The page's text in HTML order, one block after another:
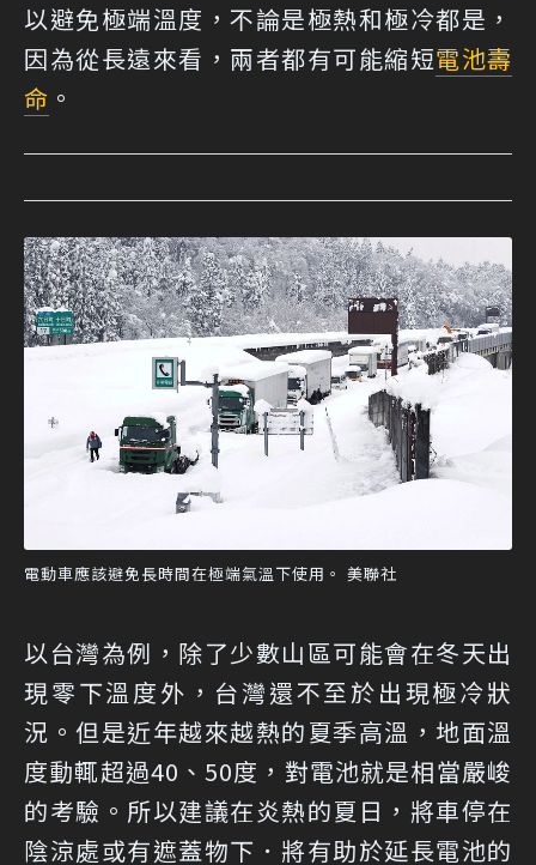
以避免極端溫度，不論是極熱和極冷都是，
因為從長遠來看，兩者都有可能縮短電池壽
命 。
電動車應該避免長時間在極端氣溫下使用。 美聯社
以台灣為例，除了少數山區可能會在冬天出
現零下溫度外，台灣還不至於出現極冷狀
況。但是近年越來越熱的夏季高溫，地面溫
度動輒超過40、50度，對電池就是相當嚴峻
的考驗。所以建議在炎熱的夏日，將車停在
陰涼處或有遮蓋物下．將有助於延長電池的